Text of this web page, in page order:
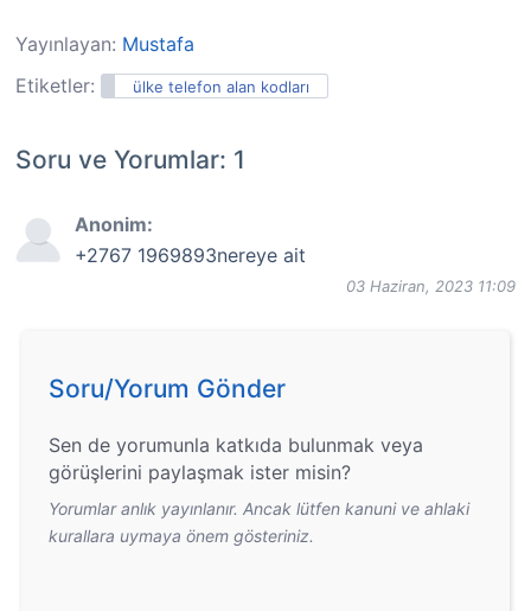
Yayınlayan: Mustafa
Etiketler:
ülke telefon alan kodları
Soru ve Yorumlar: 1
Anonim:
+2767 1969893nereye ait
03 Haziran, 2023 11:09
Soru/Yorum Gönder
Sen de yorumunla katkıda bulunmak veya
görüşlerini paylaşmak ister misin?
Yorumlar anlık yayınlanır. Ancak lütfen kanuni ve ahlaki
kurallara uymaya önem gösteriniz.